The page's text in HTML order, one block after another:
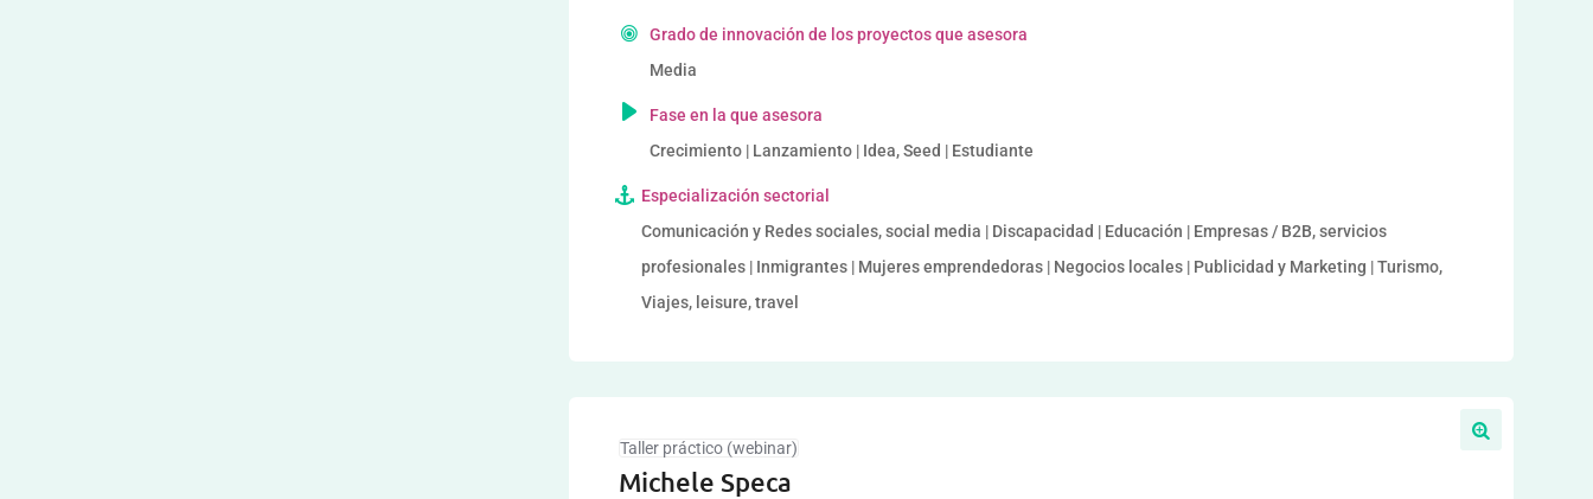
Grado de innovación de los proyectos que asesora
Media
Fase en la que asesora
Crecimiento | Lanzamiento | Idea, Seed | Estudiante
Especialización sectorial
Comunicación y Redes sociales, social media | Discapacidad | Educación | Empresas / B2B, servicios
profesionales | Inmigrantes | Mujeres emprendedoras | Negocios locales | Publicidad y Marketing | Turismo,
Viajes, leisure, travel
Taller práctico (webinar)
Michele Speca